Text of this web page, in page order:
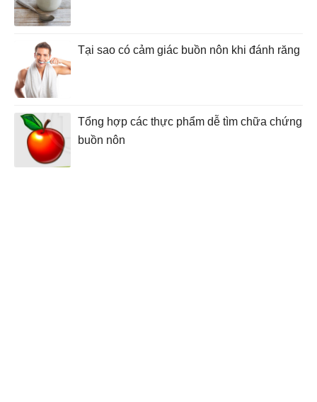
Tại sao có cảm giác buồn nôn khi đánh răng
Tổng hợp các thực phẩm dễ tìm chữa chứng
buồn nôn